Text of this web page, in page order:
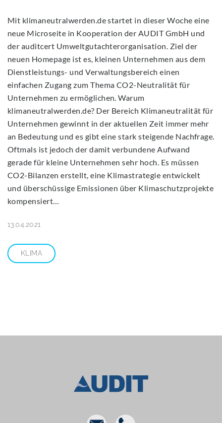
Mit klimaneutralwerden.de startet in dieser Woche eine
neue Microseite in Kooperation der AUDIT GmbH und
der auditcert Umweltgutachterorganisation. Ziel der
neuen Homepage ist es, kleinen Unternehmen aus dem
Dienstleistungs- und Verwaltungsbereich einen
einfachen Zugang zum Thema CO2-Neutralität für
Unternehmen zu ermöglichen. Warum
klimaneutralwerden.de? Der Bereich Klimaneutralität für
Unternehmen gewinnt in der aktuellen Zeit immer mehr
an Bedeutung und es gibt eine stark steigende Nachfrage.
Oftmals ist jedoch der damit verbundene Aufwand
gerade für kleine Unternehmen sehr hoch. Es müssen
CO2-Bilanzen erstellt, eine Klimastrategie entwickelt
und überschüssige Emissionen über Klimaschutzprojekte
kompensiert…
13.04.2021
KLIMA